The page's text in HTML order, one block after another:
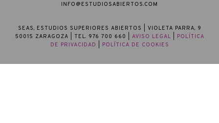
INFO@ESTUDIOSABIERTOS.COM
SEAS, ESTUDIOS SUPERIORES ABIERTOS
| VIOLETA PARRA, 9
50015 ZARAGOZA | TEL. 976 700 660 | AVISO LEGAL
POLÍTICA
DE PRIVACIDAD
POLÍTICA DE COOKIES